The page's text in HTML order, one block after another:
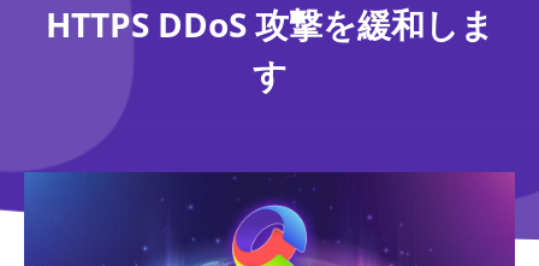
HTTPS DDoS 攻撃を緩和しま
す